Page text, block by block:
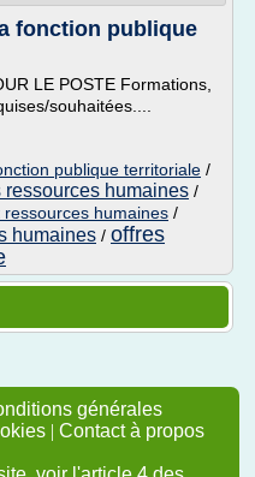
fonction publique
LE POSTE Formations,
souhaitées....
publique territoriale /
humaines /
humaines /
humaines / offres
générales
| Contact à propos